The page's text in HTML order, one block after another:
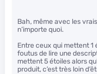
Bah, même avec les
n’importe quoi.
Entre ceux qui mettent 1
foutus de lire une
mettent 5 étoiles alors
produit, c’est très loin